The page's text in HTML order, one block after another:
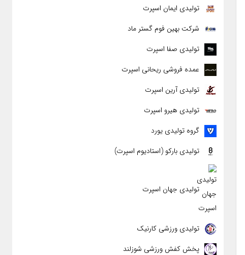
تولیدی ایمان اسپرت
شرکت بهین فوم گستر ماد
تولیدی صفا اسپرت
عمده فروشی ریحانی اسپرت
تولیدی آرین اسپرت
تولیدی هیرو اسپرت
گروه تولیدی یورد
تولیدی بارکو (استادیوم اسپرت)
تولیدی جهان اسپرت
تولیدی ورزشی کارنیک
پخش کفش ورزشی شوزلند